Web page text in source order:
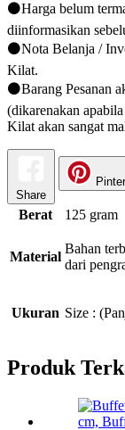
⚫Harga belum
diinformasikan
⚫Nota Belanja /
Kilat.
⚫Barang Pesanan
(dikarenakan
Kilat akan sangat
Share
Berat 125 gram
Material
Bahan
dari
Ukuran Size :
Produk